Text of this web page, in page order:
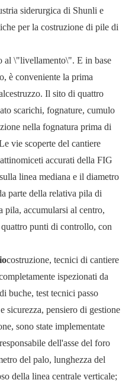
siderurgica di Shunli e
per la costruzione di pile di
al \"livellamento\". E in base
è conveniente la prima
Il sito di quattro
scarichi, fognature, cumulo
nella fognatura prima di
vie scoperte del cantiere
accurati della FIG
linea mediana e il diametro
parte della relativa pila di
pila, accumularsi al centro,
punti di controllo, con
costruzione, tecnici di cantiere
ispezionati da
buche, test tecnici passo
sicurezza, pensiero di gestione
sono state implementate
dell'asse del foro
del palo, lunghezza del
della linea centrale verticale;